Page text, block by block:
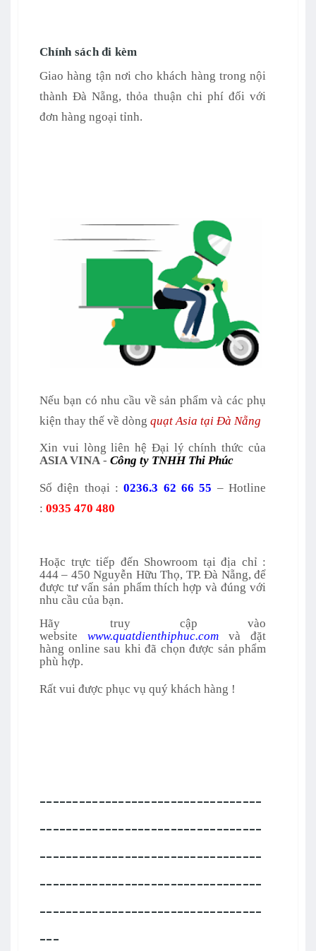
Chính sách đi kèm
Giao hàng tận nơi cho khách hàng trong nội
thành Đà Nẵng, thỏa thuận chi phí đối với
đơn hàng ngoại tỉnh.
Nếu bạn có nhu cầu về sản phẩm và các phụ
kiện thay thế về dòng quạt Asia tại Đà Nẵng
Xin vui lòng liên hệ Đại lý chính thức của
ASIA VINA - Công ty TNHH Thi Phúc
Số điện thoại :0236.3 62 66 55 – Hotline
: 0935 470 480
Hoặc trực tiếp đến Showroom tại địa chỉ :
444 – 450 Nguyễn Hữu Thọ, TP. Đà Nẵng, để
được tư vấn sản phẩm thích hợp và đúng với
nhu cầu của bạn.
Hãy truy cập vào
website www.quatdienthiphuc.com
và đặt
hàng online sau khi đã chọn được sản phẩm
phù hợp.
Rất vui được phục vụ quý khách hàng !
----------------------------------
----------------------------------
----------------------------------
----------------------------------
----------------------------------
---